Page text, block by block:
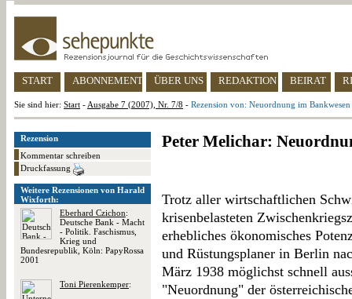
START ABONNEMENT ÜBER UNS REDAKTION BEIRAT
Sie sind hier: Start - Ausgabe 7 (2007), Nr. 7/8 - Rezension von: Neuordnung im Bankwesen
Rezension
Kommentar schreiben
Druckfassung
Weitere Rezensionen von Harald
Wixforth:
Eberhard Czichon:
Deutsche Bank - Macht
- Politik. Faschismus,
Krieg und
Bundesrepublik, Köln: PapyRossa
2001
Toni Pierenkemper:
Peter Melichar:
Trotz aller wirtschaftlichen
krisenbelasteten
erhebliches ökonomisches
und Rüstungsplaner in Berlin
März 1938 möglichst schnell
"Neuordnung" der